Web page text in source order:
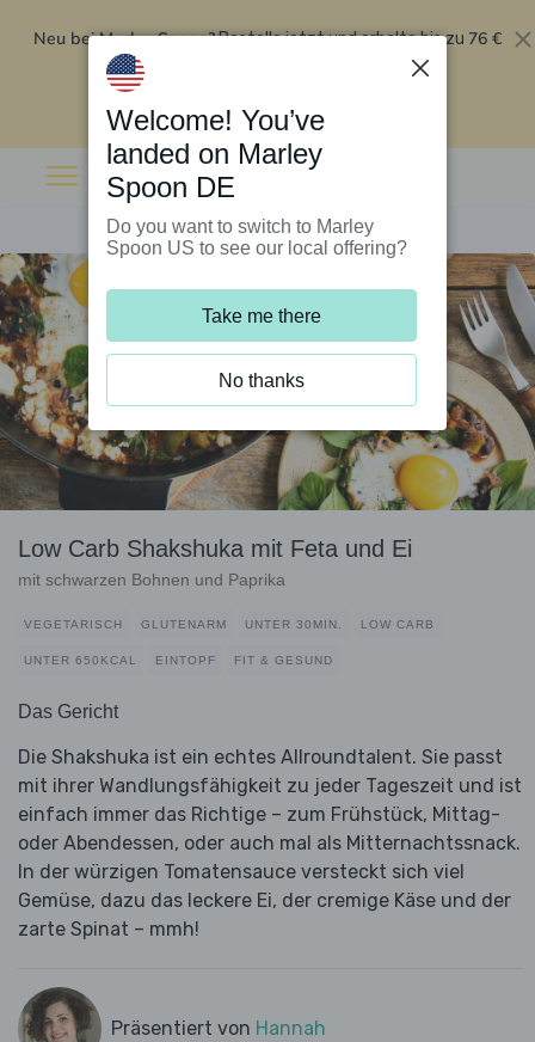
Neu bei Marley Spoon?Bestelle jetzt und erhalte bis zu 76 €
Rabatt auf deine ersten fünf Boxen
Low Carb Shakshuka mit Feta und Ei
mit schwarzen Bohnen und Paprika
VEGETARISCH GLUTENARM UNTER 30MIN. LOW CARB
UNTER 650KCAL EINTOPF FIT & GESUND
Das Gericht
Die Shakshuka ist ein echtes Allroundtalent. Sie passt
mit ihrer Wandlungsfähigkeit zu jeder Tageszeit und ist
einfach immer das Richtige – zum Frühstück, Mittag-
oder Abendessen, oder auch mal als Mitternachtssnack.
In der würzigen Tomatensauce versteckt sich viel
Gemüse, dazu das leckere Ei, der cremige Käse und der
zarte Spinat – mmh!
Präsentiert von Hannah
Welcome! You’ve
landed on Marley
Spoon DE
Do you want to switch to Marley
Spoon US to see our local offering?
Take me there
No thanks